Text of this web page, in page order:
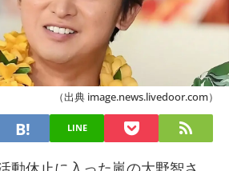
（出典 image.news.livedoor.com）
LINE